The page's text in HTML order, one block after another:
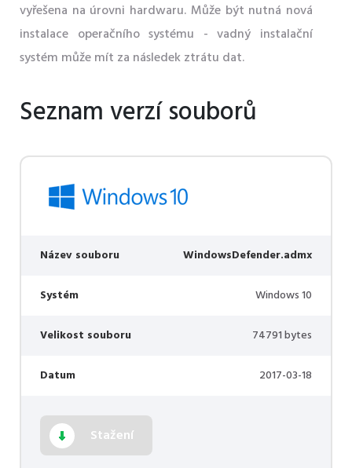
vyřešena na úrovni hardwaru. Může být nutná nová
instalace operačního systému - vadný instalační
systém může mít za následek ztrátu dat.
Seznam verzí souborů
Název souboru WindowsDefender.admx
Systém Windows 10
Velikost souboru 74791 bytes
Datum 2017-03-18
Stažení